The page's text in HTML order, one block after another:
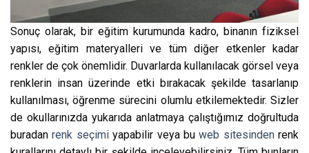
Sonuç olarak, bir eğitim kurumunda kadro, binanın fiziksel
yapısı, eğitim materyalleri ve tüm diğer etkenler kadar
renkler de çok önemlidir. Duvarlarda kullanılacak görsel veya
renklerin insan üzerinde etki bırakacak şekilde tasarlanıp
kullanılması, öğrenme sürecini olumlu etkilemektedir. Sizler
de okullarınızda yukarıda anlatmaya çalıştığımız doğrultuda
buradanrenk seçimiyapabilir veya buweb sitesindenrenk